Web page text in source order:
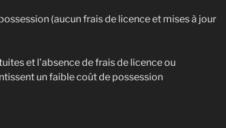
(aucun frais de licence et mises à jour
et l’absence de frais de licence ou
un faible coût de possession